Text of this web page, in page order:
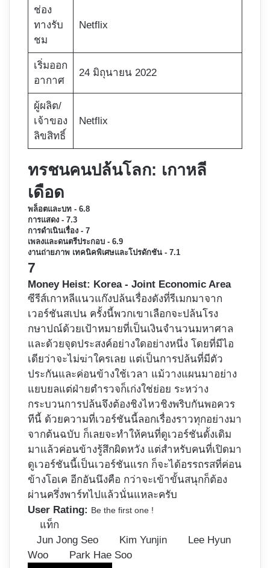
ช่อง
ทางรับ
ชม
Netflix
เริ่มออก
อากาศ
24 มิถุนายน 2022
ผู้ผลิต/
เจ้าของ
ลิขสิทธิ์
Netflix
ทรชนคนปล้นโลก: เกาหลี
เดือด
พล็อตและบท - 6.8
การแสดง - 7.3
การดำเนินเรื่อง - 7
เพลงและดนตรีประกอบ - 6.9
งานถ่ายภาพ เทคนิคพิเศษและโปรดักชัน - 7.1
7
Money Heist: Korea - Joint Economic Area
ซีรีส์เกาหลีแนวแก๊งปล้นเรื่องดังที่รีเมกมาจาก
เวอร์ชันสเปน ครั้งนี้พวกเขาเลือกจะปล้นโรง
กษาปณ์ด้วยเป้าหมายที่เป็นเงินจำนวนมหาศาล
และด้วยจุดประสงค์อย่างใดอย่างหนึ่ง โดยที่มีไอ
เดียว่าจะไม่ฆ่าใครเลย แต่เป็นการปล้นที่มีตัว
ประกันและค่อนข้างใช้เวลา แม้วางแผนมาอย่าง
แยบยลแต่ฝ่ายตำรวจก็เก่งใช่ย่อย ระหว่าง
กระบวนการปล้นจึงต้องชิงไหวชิงพริบกันพอควร
ทีนี้ ด้วยความที่เวอร์ชันนี้ลอกเรื่องราวทุกอย่างมา
จากต้นฉบับ ก็เลยจะทำให้คนที่ดูเวอร์ชันดั้งเดิม
มาแล้วค่อนข้างรู้สึกผิดหวัง แต่สำหรับคนที่เปิดมา
ดูเวอร์ชันนี้เป็นเวอร์ชันแรก ก็จะได้อรรถรสที่ค่อน
ข้างโอเค อีกอันนึงคือ กว่าจะเข้าขั้นสนุกก็ต้อง
ผ่านครึ่งพาร์ทไปแล้วนั่นแหละครับ
User Rating: Be the first one !
แท็ก
Jun Jong Seo
Kim Yunjin
Lee Hyun
Woo
Park Hae Soo